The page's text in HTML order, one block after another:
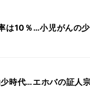
は10％…小児がんの
時代…エホバの証人